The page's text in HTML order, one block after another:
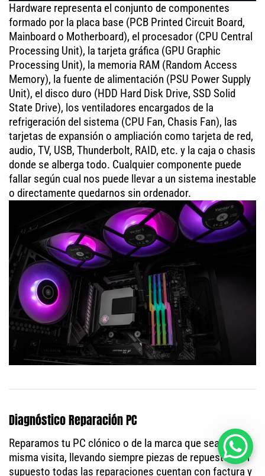
Hardware representa el conjunto de componentes
formado por la placa base (PCB Printed Circuit Board,
Mainboard o Motherboard), el procesador (CPU Central
Processing Unit), la tarjeta gráfica (GPU Graphic
Processing Unit), la memoria RAM (Random Access
Memory), la fuente de alimentación (PSU Power Supply
Unit), el disco duro (HDD Hard Disk Drive, SSD Solid
State Drive), los ventiladores encargados de la
refrigeración del sistema (CPU Fan, Chasis Fan), las
tarjetas de expansión o ampliación como tarjeta de red,
audio, TV, USB, Thunderbolt, RAID, etc. y la caja o chasis
donde se alberga todo. Cualquier componente puede
fallar según cual nos puede llevar a un sistema inestable
o directamente quedarnos sin ordenador.
Diagnóstico Reparación PC
Reparamos tu PC clónico o de la marca que sea en la
misma visita, llevando siempre piezas de repuesto. Por
supuesto todas las reparaciones cuentan con factura y